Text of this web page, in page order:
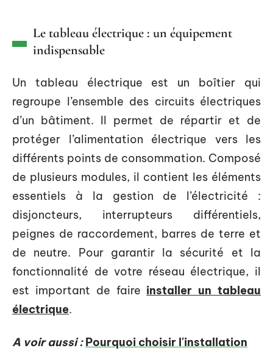
Le tableau électrique : un équipement
indispensable
Un tableau électrique est un boîtier qui
regroupe l’ensemble des circuits électriques
d’un bâtiment. Il permet de répartir et de
protéger l’alimentation électrique vers les
différents points de consommation. Composé
de plusieurs modules, il contient les éléments
essentiels à la gestion de l’électricité :
disjoncteurs, interrupteurs différentiels,
peignes de raccordement, barres de terre et
de neutre. Pour garantir la sécurité et la
fonctionnalité de votre réseau électrique, il
est important de faire installer un tableau
électrique.
A voir aussi : Pourquoi choisir l'installation